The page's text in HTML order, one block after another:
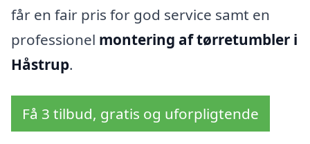
får en fair pris for god service samt en
professionel montering af tørretumbler i
Håstrup.
Få 3 tilbud, gratis og uforpligtende